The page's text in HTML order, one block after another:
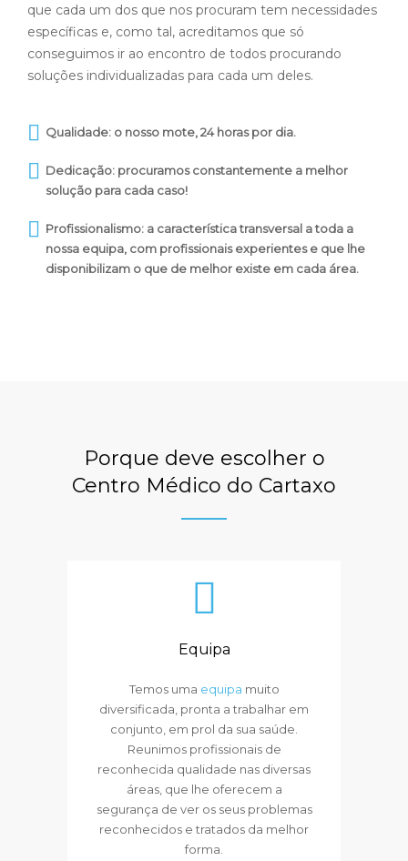
que cada um dos que nos procuram tem necessidades
específicas e, como tal, acreditamos que só
conseguimos ir ao encontro de todos procurando
soluções individualizadas para cada um deles.
Qualidade: o nosso mote, 24 horas por dia.
Dedicação: procuramos constantemente a melhor
solução para cada caso!
Profissionalismo: a característica transversal a toda a
nossa equipa, com profissionais experientes e que lhe
disponibilizam o que de melhor existe em cada área.
Porque deve escolher o
Centro Médico do Cartaxo
Equipa
Temos uma equipa muito
diversificada, pronta a trabalhar em
conjunto, em prol da sua saúde.
Reunimos profissionais de
reconhecida qualidade nas diversas
áreas, que lhe oferecem a
segurança de ver os seus problemas
reconhecidos e tratados da melhor
forma.